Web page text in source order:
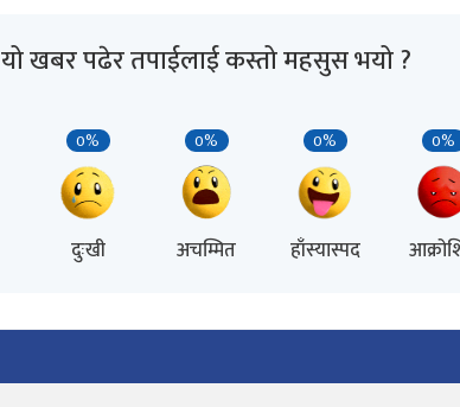
यो खबर पढेर तपाईलाई कस्तो महसुस भयो ?
0%
दुःखी
0%
अचम्मित
0%
हाँस्यास्पद
0%